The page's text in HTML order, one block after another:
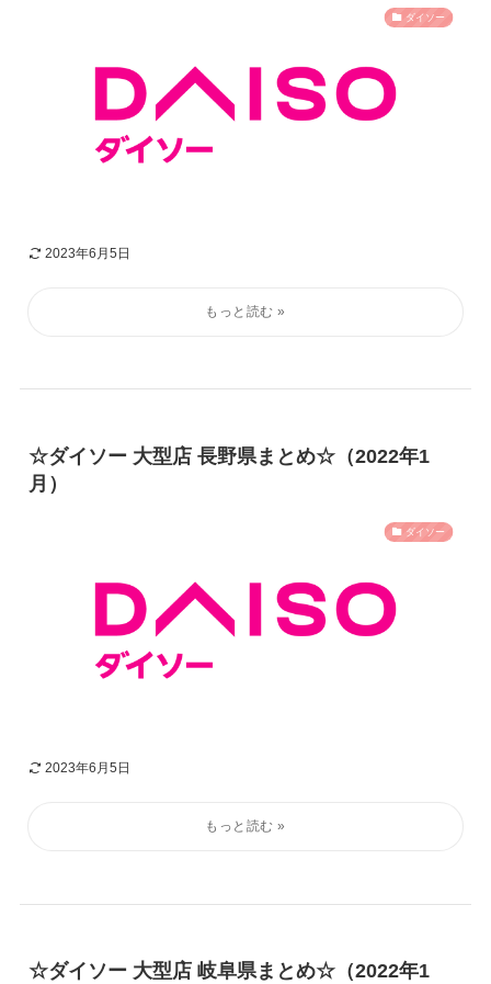
ダイソー
2023年6月5日
☆ダイソー 大型店 長野県まとめ☆（2022年1
月）
ダイソー
2023年6月5日
☆ダイソー 大型店 岐阜県まとめ☆（2022年1